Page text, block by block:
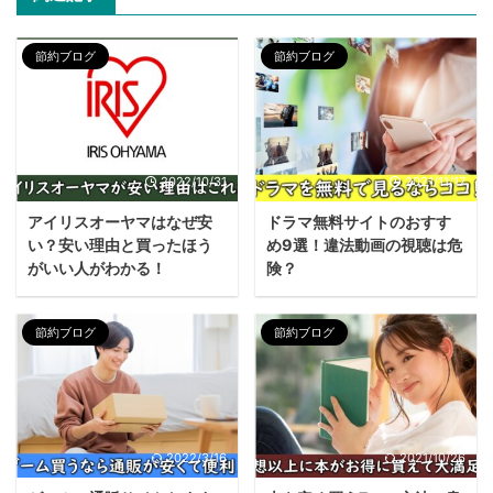
節約ブログ
2022/10/31
アイリスオーヤマはなぜ安
い？安い理由と買ったほう
がいい人がわかる！
節約ブログ
2021/11/17
ドラマ無料サイトのおすす
め9選！違法動画の視聴は危
険？
節約ブログ
2022/3/16
節約ブログ
2021/10/26